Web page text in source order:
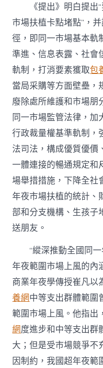
《提出》明白提
市場扶植卡點堵點”，
徑，即同一市場基本軌
準進、信息表露、社會
軌制，打消要素獲取包
當局采購等方面壁壘，
廢除處所維護和市場朋
同一市場監管法律，加
行政裁量權基準軌制，
法司法，構成優質優價
一體連接的暢通規定和
場舉措措施，下降全社
年夜市場扶植的統計、
部和分支機構、生孩子
送朋友。
“縱深推動全國同
年夜範圍市場上風的內
商業年夜學傳授崔凡
養網中等支出群體範圍
範圍市場上風。他指出
網度進步和中等支出群
大；但是受市場競爭不
因制約，我國超年夜範